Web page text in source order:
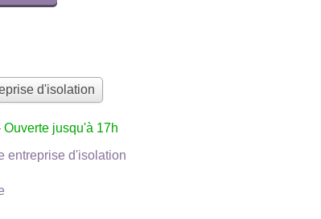
d'isolation
Ouverte jusqu'à 17h
entreprise d'isolation